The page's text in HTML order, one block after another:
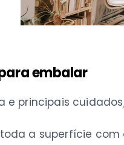
embalar
e principais
a superfície